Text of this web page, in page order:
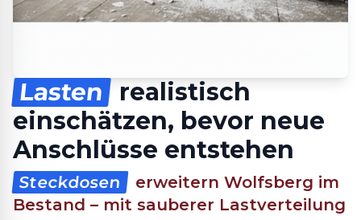
Lasten
realistisch
einschätzen, bevor neue
Anschlüsse entstehen
Steckdosen
erweitern Wolfsberg im
Bestand – mit sauberer Lastverteilung